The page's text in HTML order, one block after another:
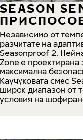
SEASON
Независимо от
разчитате на
Seasonproof 2.
Zone е проектирана
максимална
Каучуковата смес
широк диапазон от
условия на